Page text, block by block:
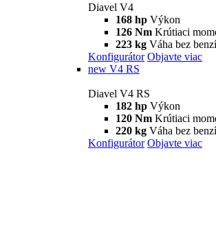
Diavel V4
168 hp Výkon
126 Nm Krútiaci
223 kg Váha bez
Konfigurátor Objavte viac
new V4 RS
Diavel V4 RS
182 hp Výkon
120 Nm Krútiaci
220 kg Váha bez
Konfigurátor Objavte viac